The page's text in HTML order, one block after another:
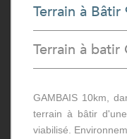
Terrain à Bâtir
Terrain à batir
GAMBAIS 10km,
terrain à bâtir
viabilisé.